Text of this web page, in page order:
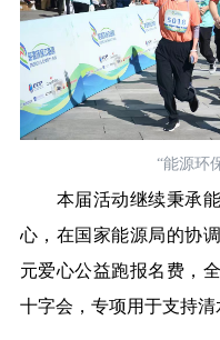
“能源环
本届活动继续秉承能
心，在国家能源局的协
元爱心公益跑报名费，
十字会，专项用于支持清